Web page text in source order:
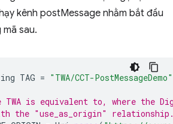
kênh postMessage nhằm bắt đầu
sau.
TAG = "TWA/CCT-PostMessageDemo"
is equivalent to, where the
the "use_as_origin"